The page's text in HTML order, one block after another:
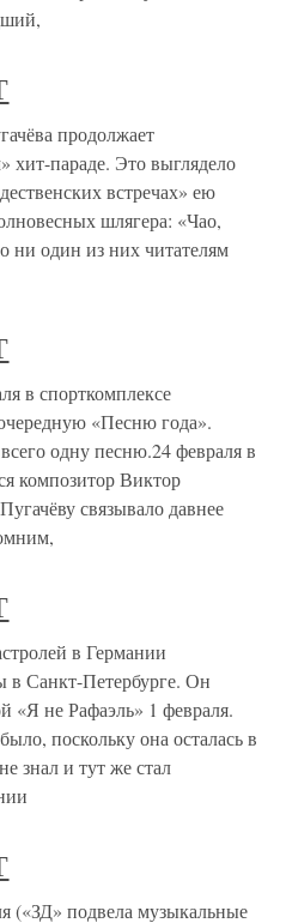
продолжает
хит-параде. Это выглядело
встречах» ею
шлягера: «Чао,
ни один из них читателям
в спорткомплексе
«Песню года».
одну песню.24 февраля в
композитор Виктор
связывало давнее
в Германии
в Санкт-Петербурге. Он
«Я не Рафаэль» 1 февраля.
поскольку она осталась в
знал и тут же стал
подвела музыкальные